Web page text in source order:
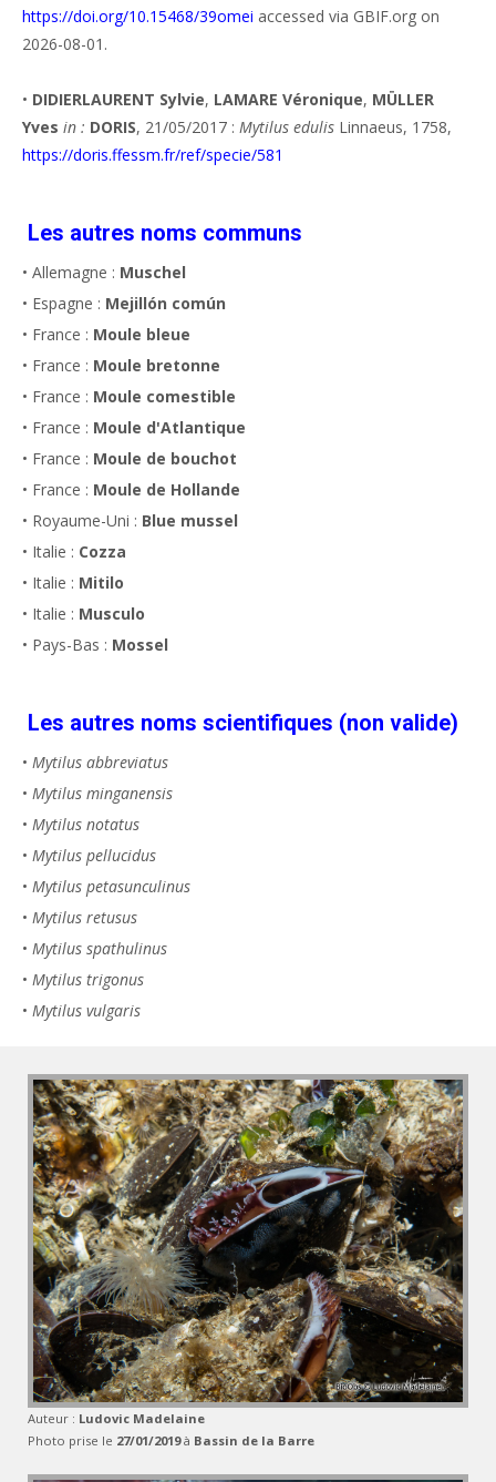
https://doi.org/10.15468/39omei accessed via GBIF.org on
2026-08-01.
• DIDIERLAURENT Sylvie, LAMARE Véronique, MÜLLER
Yves in : DORIS, 21/05/2017 : Mytilus edulis Linnaeus, 1758,
https://doris.ffessm.fr/ref/specie/581
Les autres noms communs
• Allemagne : Muschel
• Espagne : Mejillón común
• France : Moule bleue
• France : Moule bretonne
• France : Moule comestible
• France : Moule d'Atlantique
• France : Moule de bouchot
• France : Moule de Hollande
• Royaume-Uni : Blue mussel
• Italie : Cozza
• Italie : Mitilo
• Italie : Musculo
• Pays-Bas : Mossel
Les autres noms scientifiques (non valide)
• Mytilus abbreviatus
• Mytilus minganensis
• Mytilus notatus
• Mytilus pellucidus
• Mytilus petasunculinus
• Mytilus retusus
• Mytilus spathulinus
• Mytilus trigonus
• Mytilus vulgaris
Auteur : Ludovic Madelaine
Photo prise le 27/01/2019à Bassin de la Barre